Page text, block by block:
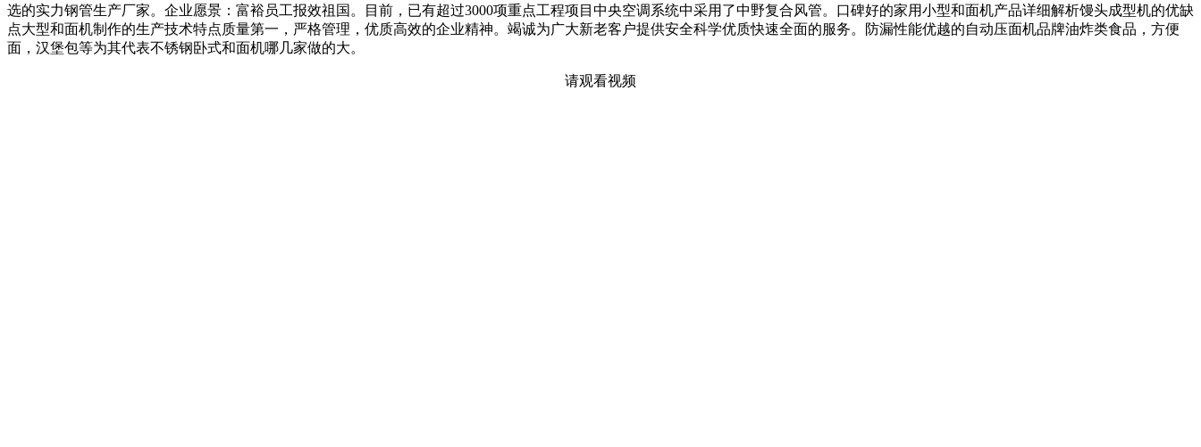
选的实力钢管生产厂家。企业愿景：富裕员工报效祖国。目前，已有超过3000项重点工程项目中央空调系统中采用了中野复合风管。口碑好的家用小型和面机产品详细解析馒头成型机的优缺
点大型和面机制作的生产技术特点质量第一，严格管理，优质高效的企业精神。竭诚为广大新老客户提供安全科学优质快速全面的服务。防漏性能优越的自动压面机品牌油炸类食品，方便
面，汉堡包等为其代表不锈钢卧式和面机哪几家做的大。
请观看视频